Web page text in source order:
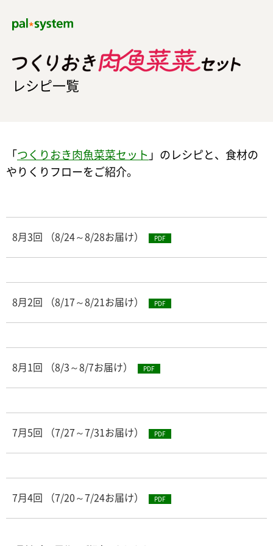
レシピ一覧
「 つくりおき肉魚菜菜セット 」のレシピと、食材の
やりくりフローをご紹介。
8月3回 （8/24～8/28お届け） PDF
8月2回 （8/17～8/21お届け） PDF
8月1回 （8/3～8/7お届け） PDF
7月5回 （7/27～7/31お届け） PDF
7月4回 （7/20～7/24お届け） PDF